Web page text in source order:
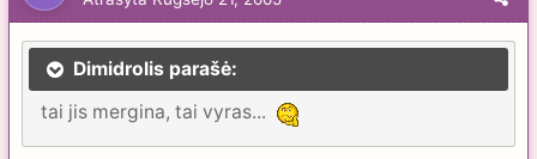
Dimidrolis parašė:
tai jis mergina, tai vyras...